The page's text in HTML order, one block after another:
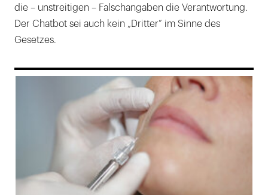
die – unstreitigen – Falschangaben die Verantwortung.
Der Chatbot sei auch kein „Dritter“ im Sinne des
Gesetzes.